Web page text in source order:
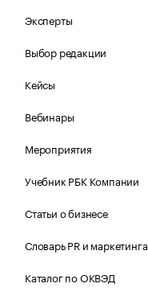
Эксперты
Выбор редакции
Кейсы
Вебинары
Мероприятия
Учебник РБК Компании
Статьи о бизнесе
Словарь PR и маркетинга
Каталог по ОКВЭД